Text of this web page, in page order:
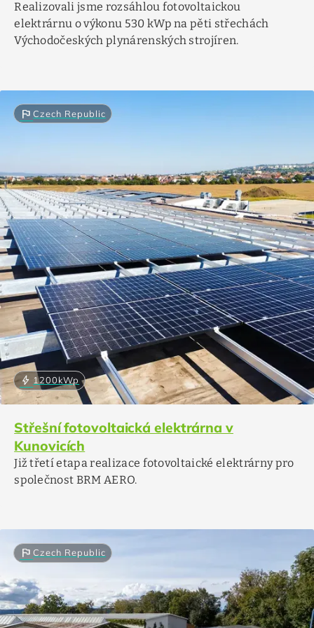
Realizovali jsme rozsáhlou fotovoltaickou
elektrárnu o výkonu 530 kWp na pěti střechách
Východočeských plynárenských strojíren.
flagCzech Republic
bolt1200kWp
Střešní fotovoltaická elektrárna v
Kunovicích
Již třetí etapa realizace fotovoltaické elektrárny pro
společnost BRM AERO.
flagCzech Republic